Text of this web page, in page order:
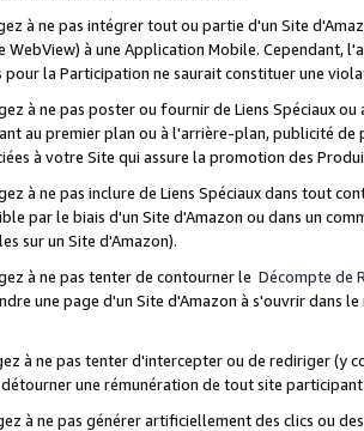
à ne pas intégrer tout ou partie d'un Site
WebView) à une Application Mobile. Cependant,
pour la Participation ne saurait constituer une
à ne pas poster ou fournir de Liens Spéciaux
au premier plan ou à l'arrière-plan, publicité
à votre Site qui assure la promotion des
à ne pas inclure de Liens Spéciaux dans tout
par le biais d'un Site d'Amazon ou dans un
sur un Site d'Amazon).
à ne pas tenter de contourner le Décompte de
une page d'un Site d'Amazon à s'ouvrir dans
à ne pas tenter d'intercepter ou de rediriger
une rémunération de tout site
à ne pas générer artificiellement des clics ou